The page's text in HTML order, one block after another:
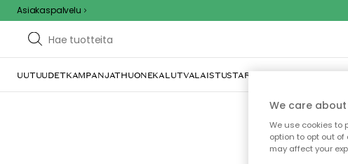
Asiakaspalvelu
UUTUUDETKAMPANJATHUONEKALUTVALAISTUSTARJOILU JA KATTAUS
We care
We use cookies to
option to opt out
may affect your